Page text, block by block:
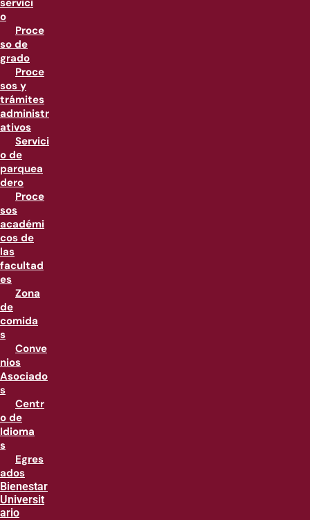
servici
o
Proce
so de
grado
Proce
sos y
trámites
administr
ativos
Servici
o de
parquea
dero
Proce
sos
académi
cos de
las
facultad
es
Zona
de
comida
s
Conve
nios
Asociado
s
Centr
o de
Idioma
s
Egres
ados
Bienestar
Universit
ario